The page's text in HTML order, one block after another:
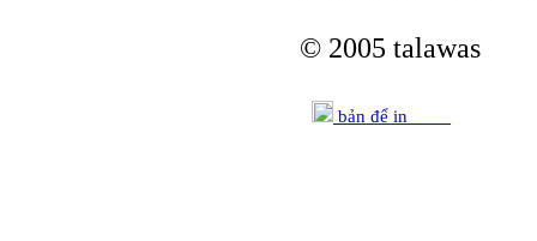
© 2005 talawas
bản để in